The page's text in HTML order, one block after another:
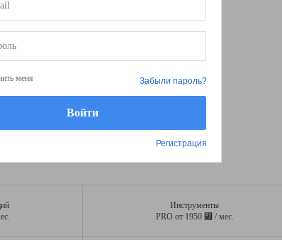
Инструменты
PRO от 1950 ⃏ / мес.
меня
Регистрация
Забыли пароль?